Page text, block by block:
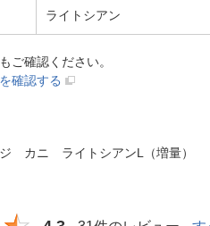
ライトシアン
ご確認ください。
確認する
カニ ライトシアンL（増量）